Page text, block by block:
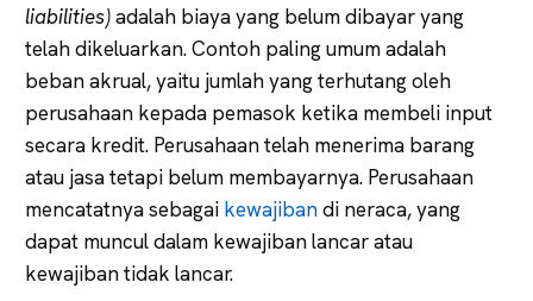
liabilities)adalah biaya yang belum dibayar yang
telah dikeluarkan. Contoh paling umum adalah
beban akrual, yaitu jumlah yang terhutang oleh
perusahaan kepada pemasok ketika membeli input
secara kredit. Perusahaan telah menerima barang
atau jasa tetapi belum membayarnya. Perusahaan
mencatatnya sebagai kewajibandi neraca, yang
dapat muncul dalam kewajiban lancar atau
kewajiban tidak lancar.